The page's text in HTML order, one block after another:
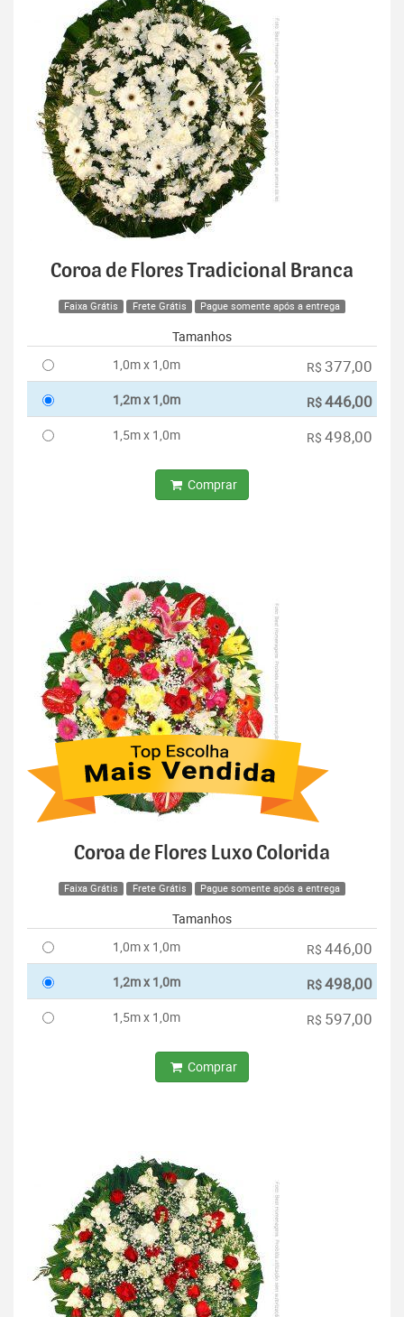
Coroa de Flores Tradicional Branca
Faixa Grátis Frete Grátis Pague somente após a entrega
Tamanhos
1,0m x 1,0m
R$ 377,00
1,2m x 1,0m R$446,00
1,5m x 1,0m R$ 498,00
Comprar
Coroa de Flores Luxo Colorida
Faixa Grátis Frete Grátis Pague somente após a entrega
Tamanhos
1,0m x 1,0m
R$ 446,00
1,2m x 1,0m R$498,00
1,5m x 1,0m R$ 597,00
Comprar